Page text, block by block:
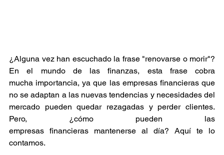
¿Alguna vez han escuchado la frase "renovarse o morir"?
En el mundo de las finanzas, esta frase cobra
mucha importancia, ya que las empresas financieras que
no se adaptan a las nuevas tendencias y necesidades del
mercado pueden quedar rezagadas y perder clientes.
Pero, ¿cómo pueden las
empresas financieras mantenerse al día? Aquí te lo
contamos.